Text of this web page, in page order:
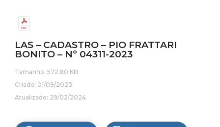
LAS – CADASTRO – PIO FRATTARI
BONITO – Nº 04311-2023
Tamanho: 572.80 KB
Criado: 01/09/2023
Atualizado: 29/02/2024